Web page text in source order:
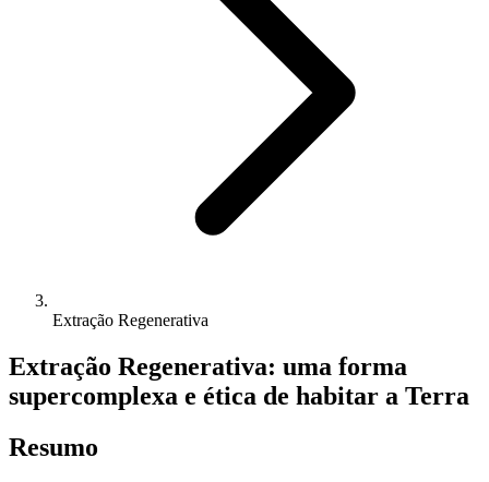
Extração Regenerativa
Extração Regenerativa: uma forma
supercomplexa e ética de habitar a Terra
Resumo